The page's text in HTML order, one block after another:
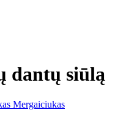
dantų siūlą
Mergaiciukas